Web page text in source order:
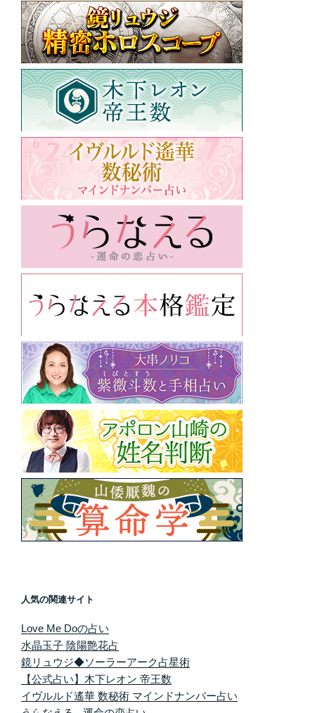
人気の関連サイト
Love Me Doの占い
水晶玉子 陰陽艶花占
鏡リュウジ◆ソーラーアーク占星術
【公式占い】木下レオン 帝王数
イヴルルド遙華 数秘術 マインドナンバー占い